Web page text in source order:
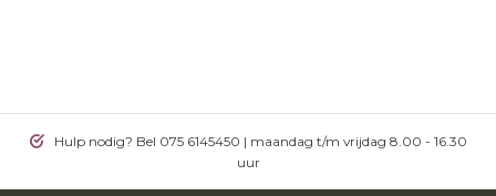
Hulp nodig? Bel 075 6145450 | maandag t/m vrijdag 8.00 - 16.30
uur